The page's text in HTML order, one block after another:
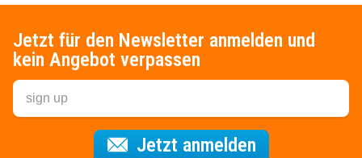
Jetzt für den Newsletter anmelden und
kein Angebot verpassen
Jetzt anmeldenFür den